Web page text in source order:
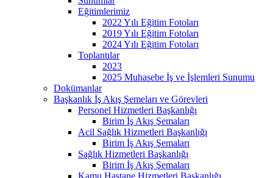
Eğitimlerimiz
2022 Yılı Eğitim Fotoları
2019 Yılı Eğitim Fotoları
2024 Yılı Eğitim Fotoları
Toplantılar
2023
2025 Muhasebe İş ve İşlemleri Sunumu
Dokümanlar
Başkanlık İş Akış Şemeları ve Görevleri
Personel Hizmetleri Başkanlığı
Birim İş Akış Şemaları
Acil Sağlık Hizmetleri Başkanlığı
Birim İş Akış Şemaları
Sağlık Hizmetleri Başkanlığı
Birim İş Akış Şemaları
Kamu Hastane Hizmetleri Başkanlığı